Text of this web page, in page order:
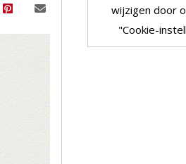
wijzigen door
"Cookie-